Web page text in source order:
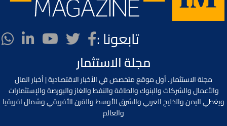
تابعونا :
مجلة الاستثمار
مجلة الاستثمار.. أول موقع متخصص في الأخبار الاقتصادية | أخبار المال
والأعمال والشركات والبنوك والطاقة والنفط والغاز والبورصة والإستثمارات
ويغطي اليمن والخليج العربي والشرق الأوسط والقرن الأفريقي وشمال افريقيا
والعالم